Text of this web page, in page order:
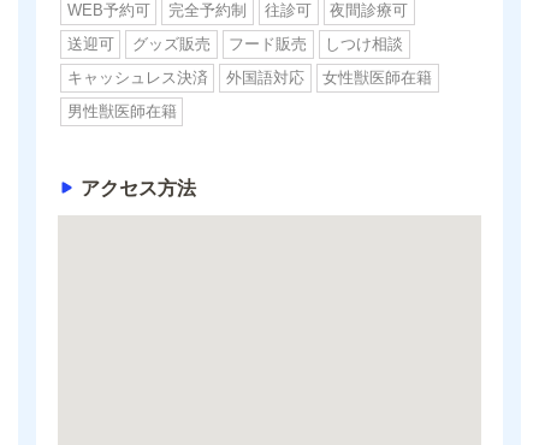
WEB予約可 完全予約制 往診可
夜間診療可
送迎可
グッズ販売 フード販売
しつけ相談
キャッシュレス決済
外国語対応
女性獣医師在籍
男性獣医師在籍
アクセス方法